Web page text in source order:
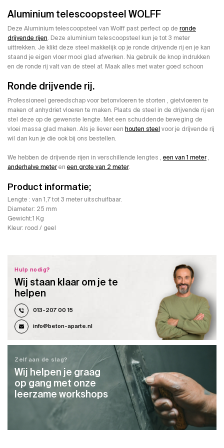
Aluminium telescoopsteel WOLFF
Deze Aluminium telescoopsteel van Wolff past perfect op de ronde
drijvende rijen. Deze aluminium telescoopsteel kun je tot 3 meter
uittrekken. Je klikt deze steel makkelijk op je ronde drijvende rij en je kan
staand je eigen vloer mooi glad afwerken. Na gebruik de knop indrukken
en de ronde rij valt van de steel af. Maak alles met water goed schoon
Ronde drijvende rij.
Professioneel gereedschap voor betonvloeren te storten , gietvloeren te
maken of anhydriet vloeren te maken. Plaats de steel in de drijvende rij en
stel deze op de gewenste lengte. Met een schuddende beweging de
vloei massa glad maken. Als je liever een houten steel voor je drijvende rij
wil dan kun je die ook bij ons bestellen.
We hebben de drijvende rijen in verschillende lengtes , een van 1 meter,
anderhalve meteren een grote van 2 meter.
Product informatie;
Lengte : van 1,7 tot 3 meter uitschuifbaar.
Diameter: 25 mm
Gewicht:1 Kg
Kleur: rood / geel
Hulp nodig?
Wij staan klaar om je te
helpen
013-207 00 15
info@beton-aparte.nl
Zelf aan de slag?
Wij helpen je graag
op gang met onze
leerzame workshops